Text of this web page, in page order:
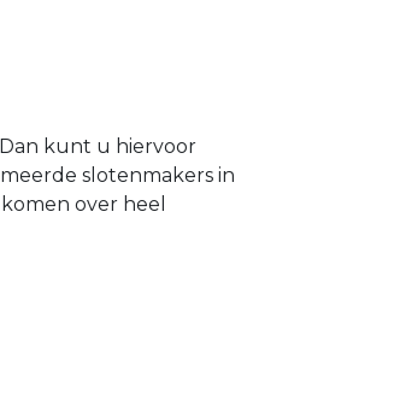
kunt u hiervoor
slotenmakers in
over heel